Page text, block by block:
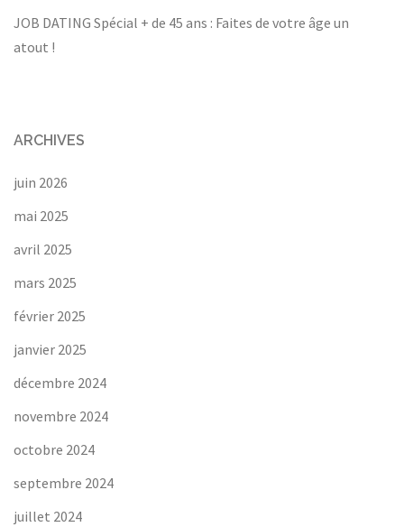
JOB DATING Spécial + de 45 ans : Faites de votre âge un
atout !
ARCHIVES
juin 2026
mai 2025
avril 2025
mars 2025
février 2025
janvier 2025
décembre 2024
novembre 2024
octobre 2024
septembre 2024
juillet 2024